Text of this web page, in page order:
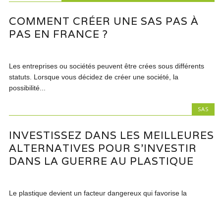
COMMENT CRÉER UNE SAS PAS À
PAS EN FRANCE ?
Les entreprises ou sociétés peuvent être crées sous différents
statuts. Lorsque vous décidez de créer une société, la
possibilité...
SAS
INVESTISSEZ DANS LES MEILLEURES
ALTERNATIVES POUR S’INVESTIR
DANS LA GUERRE AU PLASTIQUE
Le plastique devient un facteur dangereux qui favorise la